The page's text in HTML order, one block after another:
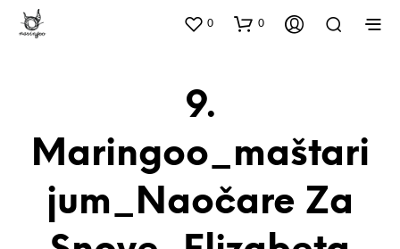
0 0
9.
Maringoo_maštari
Jum_Naočare Za